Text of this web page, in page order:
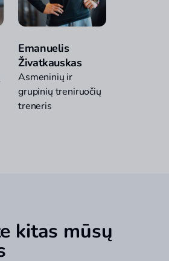
Emanuelis
Živatkauskas
Asmeninių ir
grupinių treniruočių
treneris
kitas mūsų